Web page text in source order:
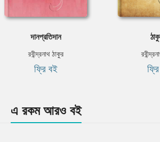
দানপ্রতিদান
রবীন্দ্রনাথ ঠাকুর
ফ্রি বই
এ রকম আরও বই